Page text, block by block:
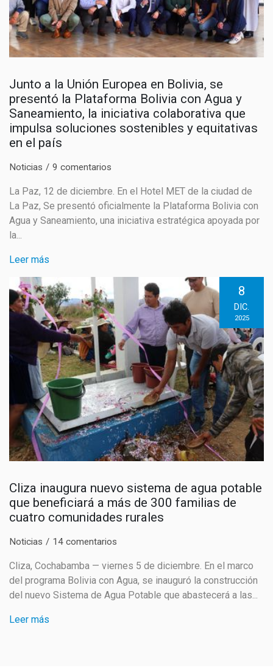
Junto a la Unión Europea en Bolivia, se
presentó la Plataforma Bolivia con Agua y
Saneamiento, la iniciativa colaborativa que
impulsa soluciones sostenibles y equitativas
en el país
Noticias 9 comentarios
La Paz, 12 de diciembre. En el Hotel MET de la ciudad de
La Paz, Se presentó oficialmente la Plataforma Bolivia con
Agua y Saneamiento, una iniciativa estratégica apoyada por
la...
Leer más
8
DIC.
2025
Cliza inaugura nuevo sistema de agua potable
que beneficiará a más de 300 familias de
cuatro comunidades rurales
Noticias 14 comentarios
Cliza, Cochabamba — viernes 5 de diciembre. En el marco
del programa Bolivia con Agua, se inauguró la construcción
del nuevo Sistema de Agua Potable que abastecerá a las...
Leer más